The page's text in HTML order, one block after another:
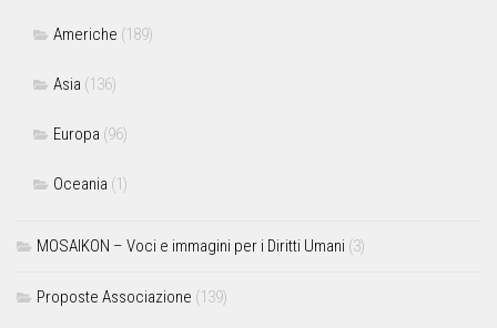
Americhe (189)
Asia (136)
Europa (96)
Oceania (1)
MOSAIKON – Voci e immagini per i Diritti Umani (3)
Proposte Associazione (139)